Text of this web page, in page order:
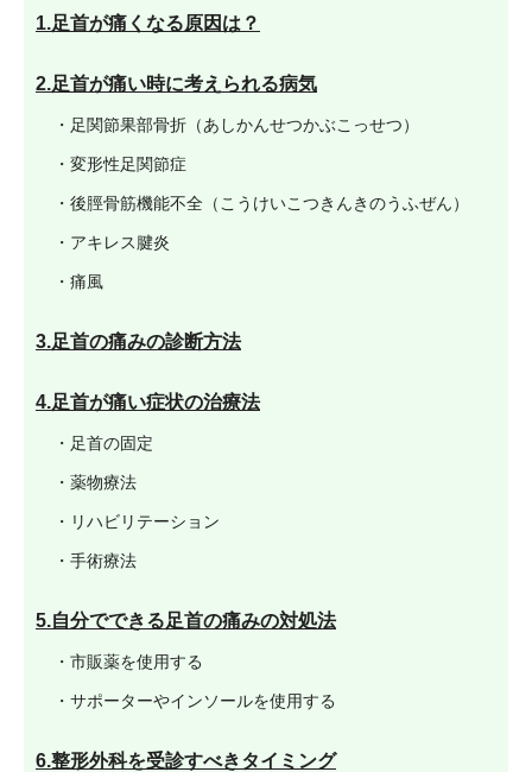
1.足首が痛くなる原因は？
2.足首が痛い時に考えられる病気
・足関節果部骨折（あしかんせつかぶこっせつ）
・変形性足関節症
・後脛骨筋機能不全（こうけいこつきんきのうふぜん）
・アキレス腱炎
・痛風
3.足首の痛みの診断方法
4.足首が痛い症状の治療法
・足首の固定
・薬物療法
・リハビリテーション
・手術療法
5.自分でできる足首の痛みの対処法
・市販薬を使用する
・サポーターやインソールを使用する
6.整形外科を受診すべきタイミング